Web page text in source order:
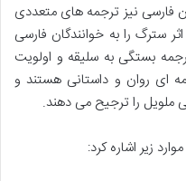
فارسی نیز ترجمه های متعددی
سترگ را به خوانندگان فارسی
بستگی به سلیقه و اولویت
ای روان و داستانی هستند و
ملویل را ترجیح می دهند.
زیر اشاره کرد: